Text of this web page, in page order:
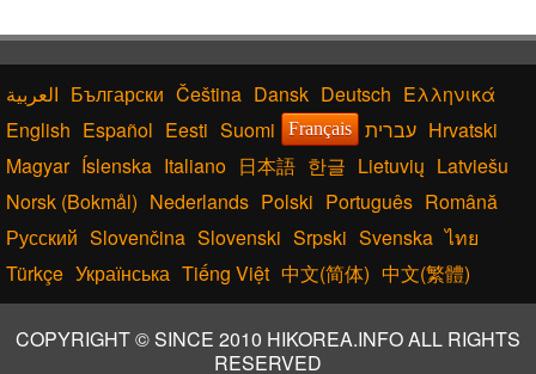
Български Čeština Dansk Deutsch Ελληνικά
English Español Eesti Suomi Français עברית Hrvatski
Magyar Íslenska Italiano 日本語 한글 Lietuvių Latviešu
Norsk (Bokmål) Nederlands Polski Português Română
Русский Slovenčina Slovenski Srpski Svenska ไทย
Türkçe Українська Tiếng Việt 中文(简体) 中文(繁體)
COPYRIGHT © SINCE 2010 HIKOREA.INFO ALL RIGHTS
RESERVED